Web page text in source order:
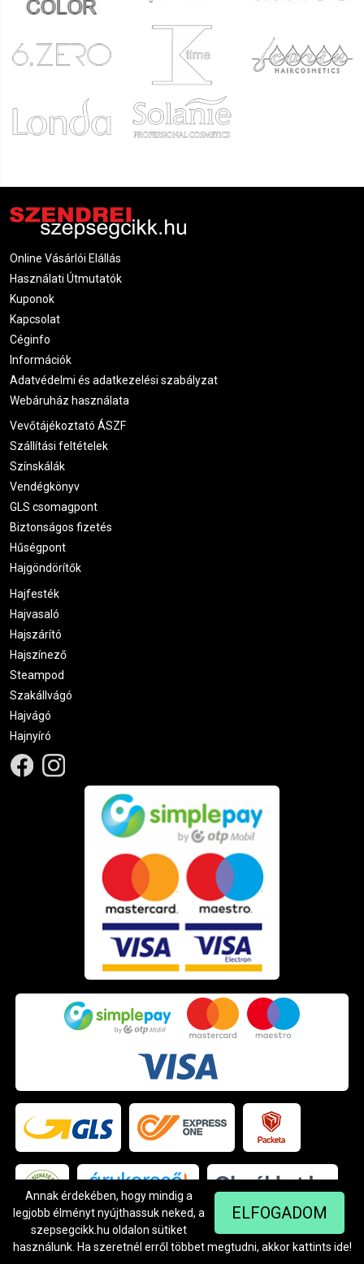
Online Vásárlói Elállás
Használati Útmutatók
Kuponok
Kapcsolat
Céginfo
Információk
Adatvédelmi és adatkezelési szabályzat
Webáruház használata
Vevőtájékoztató ÁSZF
Szállítási feltételek
Színskálák
Vendégkönyv
GLS csomagpont
Biztonságos fizetés
Hűségpont
Hajgöndörítők
Hajfesték
Hajvasaló
Hajszárító
Hajszínező
Steampod
Szakállvágó
Hajvágó
Hajnyíró
Árukereső.hu ELFOGADOM
Annak érdekében, hogy mindig a
legjobb élményt nyújthassuk neked, a
szepsegcikk.hu oldalon sütiket
használunk. Ha szeretnél erről többet megtudni, akkor kattints ide!